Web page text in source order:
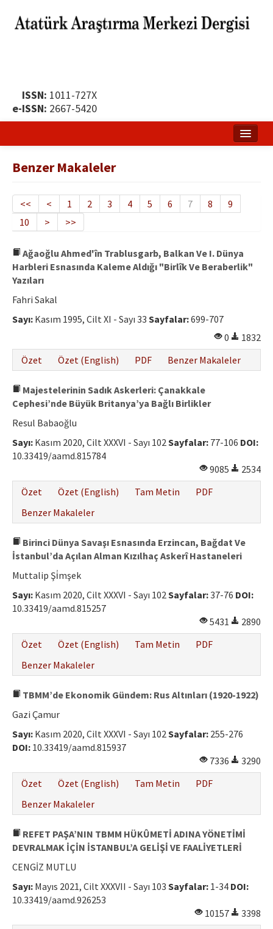
ISSN: 1011-727X
e-ISSN: 2667-5420
Yayın Politikası
Dergi Kurulları
Yayın İlkeleri
Etik İlkeler
Yazar Rehberi
Hakem Rehberi
İletişim
Benzer Makaleler
<< < 1 2 3 4 5 6 7 8
9
10
> >>
Ağaoğlu Ahmed'în Trablusgarb, Balkan Ve I. Dünya
Harbleri Esnasında Kaleme Aldığı "Birlîk Ve Beraberlik"
Yazıları
Fahri Sakal
Sayı: Kasım 1995, Cilt XI - Sayı 33 Sayfalar:699-707
0
1832
Özet
Özet (English) PDF Benzer Makaleler
Majestelerinin Sadık Askerleri: Çanakkale
Cephesi’nde Büyük Britanya’ya Bağlı Birlikler
Resul Babaoğlu
Sayı: Kasım 2020, Cilt XXXVI - Sayı 102Sayfalar: 77-106 DOI:
10.33419/aamd.815784
9085
2534
Özet
Özet (English) Tam Metin
PDF
Benzer Makaleler
Birinci Dünya Savaşı Esnasında Erzincan, Bağdat Ve
İstanbul’da Açılan Alman Kızılhaç Askerî Hastaneleri
Muttalip Şi̇mşek
Sayı: Kasım 2020, Cilt XXXVI - Sayı 102Sayfalar:37-76 DOI:
10.33419/aamd.815257
5431
2890
Özet
Özet (English) Tam Metin
PDF
Benzer Makaleler
TBMM’de Ekonomik Gündem: Rus Altınları (1920-1922)
Gazi Çamur
Sayı: Kasım 2020, Cilt XXXVI - Sayı 102Sayfalar: 255-276
DOI: 10.33419/aamd.815937
7336
3290
Özet
Özet (English) Tam Metin
PDF
Benzer Makaleler
REFET PAŞA’NIN TBMM HÜKÛMETİ ADINA YÖNETİMİ
DEVRALMAK İÇİN İSTANBUL’A GELİŞİ VE FAALİYETLERİ
CENGİZ MUTLU
Sayı: Mayıs 2021, Cilt XXXVII - Sayı 103 Sayfalar: 1-34 DOI:
10.33419/aamd.926253
10157
3398